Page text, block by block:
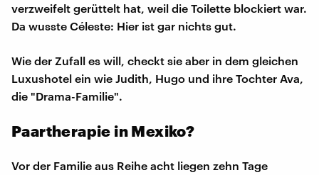
verzweifelt gerüttelt hat, weil die Toilette blockiert war.
Da wusste Céleste: Hier ist gar nichts gut.
Wie der Zufall es will, checkt sie aber in dem gleichen
Luxushotel ein wie Judith, Hugo und ihre Tochter Ava,
die "Drama-Familie".
Paartherapie in Mexiko?
Vor der Familie aus Reihe acht liegen zehn Tage